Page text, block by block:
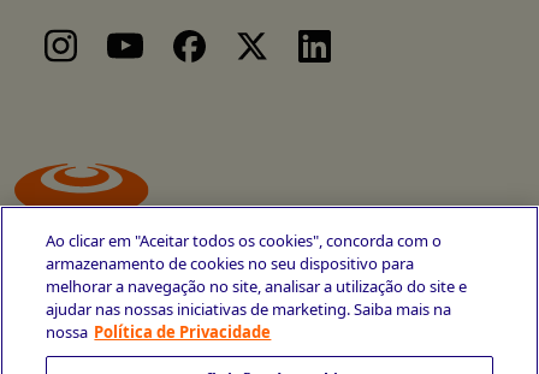
Avenida Cais do Apolo, 77
Ao clicar em "Aceitar todos os cookies", concorda com o
armazenamento de cookies no seu dispositivo para
melhorar a navegação no site, analisar a utilização do site e
ajudar nas nossas iniciativas de marketing. Saiba mais na
nossa Política de Privacidade